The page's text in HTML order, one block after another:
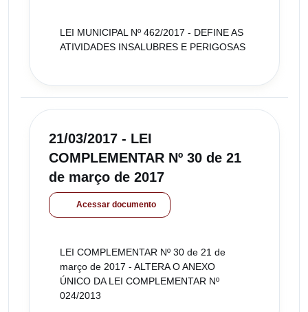
LEI MUNICIPAL Nº 462/2017 - DEFINE AS
ATIVIDADES INSALUBRES E PERIGOSAS
21/03/2017 - LEI
COMPLEMENTAR Nº 30 de 21
de março de 2017
Acessar documento
LEI COMPLEMENTAR Nº 30 de 21 de
março de 2017 - ALTERA O ANEXO
ÚNICO DA LEI COMPLEMENTAR Nº
024/2013